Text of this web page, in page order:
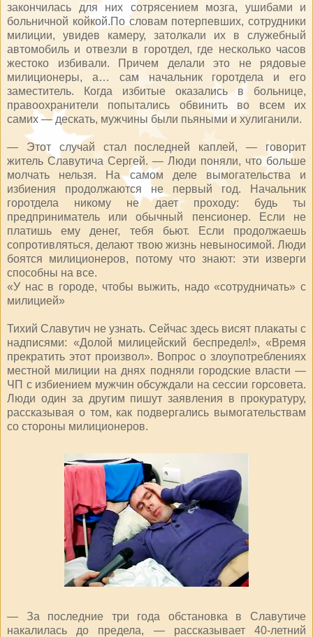
закончилась для них сотрясением мозга, ушибами и
больничной койкой.По словам потерпевших, сотрудники
милиции, увидев камеру, затолкали их в служебный
автомобиль и отвезли в горотдел, где несколько часов
жестоко избивали. Причем делали это не рядовые
милиционеры, а… сам начальник горотдела и его
заместитель. Когда избитые оказались в больнице,
правоохранители попытались обвинить во всем их
самих — дескать, мужчины были пьяными и хулиганили.
— Этот случай стал последней каплей, — говорит
житель Славутича Сергей. — Люди поняли, что больше
молчать нельзя. На самом деле вымогательства и
избиения продолжаются не первый год. Начальник
горотдела никому не дает проходу: будь ты
предприниматель или обычный пенсионер. Если не
платишь ему денег, тебя бьют. Если продолжаешь
сопротивляться, делают твою жизнь невыносимой. Люди
боятся милиционеров, потому что знают: эти изверги
способны на все.
«У нас в городе, чтобы выжить, надо «сотрудничать» с
милицией»
Тихий Славутич не узнать. Сейчас здесь висят плакаты с
надписями: «Долой милицейский беспредел!», «Время
прекратить этот произвол». Вопрос о злоупотреблениях
местной милиции на днях подняли городские власти —
ЧП с избиением мужчин обсуждали на сессии горсовета.
Люди один за другим пишут заявления в прокуратуру,
рассказывая о том, как подвергались вымогательствам
со стороны милиционеров.
— За последние три года обстановка в Славутиче
накалилась до предела, — рассказывает 40-летний